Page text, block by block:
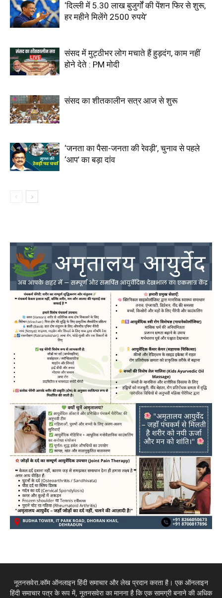
‘दिल्ली में 5.30 लाख बुजुर्गों की पेंशन फिर से शुरू,
हर महीने मिलेंगे 2500 रुपये’
संसद में मुट्ठीभर लोग मचाते हैं हुड़दंग, काम नहीं
होने देते : PM मोदी
संसद का शीतकालीन सत्र आज से शुरू
‘जनता का पैसा-जनता की रेवड़ी’, चुनाव से पहले
‘आप’ का बड़ा दांव
नूतनसवेरा.कॉम ऑनलाइन हिंदी समाचार और लेख प्रदान करता है। एक ऑनलाइन
हिंदी समाचार पत्र के रूप में, नूतनसवेरा का मानना है कि एक सामग्री बनाने की अधिक